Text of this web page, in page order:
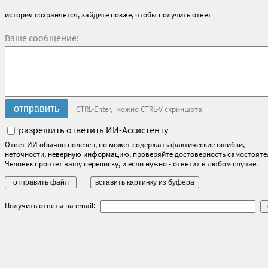
история сохраняется, зайдите позже, чтобы получить ответ
Ваше сообщение:
CTRL-Enter, можно CTRL-V скриншота
разрешить ответить ИИ-Ассистенту
Ответ ИИ обычно полезен, но может содержать фактические ошибки,
неточности, неверную информацию, проверяйте достоверность
Человек прочтет вашу переписку, и если нужно - ответит в любом случае.
Получить ответы на email: